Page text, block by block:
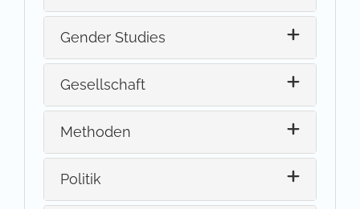
Gender Studies
Gesellschaft
Methoden
Politik